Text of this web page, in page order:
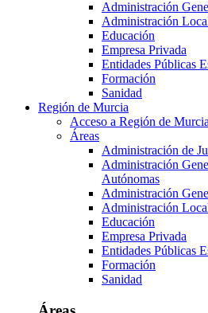
Administración
Administración
Educación
Empresa Privada
Entidades Públicas
Formación
Sanidad
Región de Murcia
Acceso a Región de Murcia
Áreas
Administración de
Administración
Autónomas
Administración
Administración
Educación
Empresa Privada
Entidades Públicas
Formación
Sanidad